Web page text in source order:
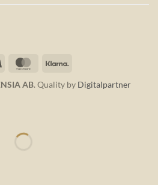
Visa MasterCard
AB. Quality by Digitalpartner